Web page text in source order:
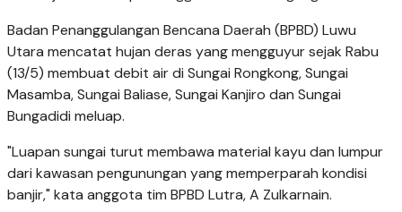
Badan Penanggulangan Bencana Daerah (BPBD) Luwu
Utara mencatat hujan deras yang mengguyur sejak Rabu
(13/5) membuat debit air di Sungai Rongkong, Sungai
Masamba, Sungai Baliase, Sungai Kanjiro dan Sungai
Bungadidi meluap.
"Luapan sungai turut membawa material kayu dan lumpur
dari kawasan pengunungan yang memperparah kondisi
banjir," kata anggota tim BPBD Lutra, A Zulkarnain.